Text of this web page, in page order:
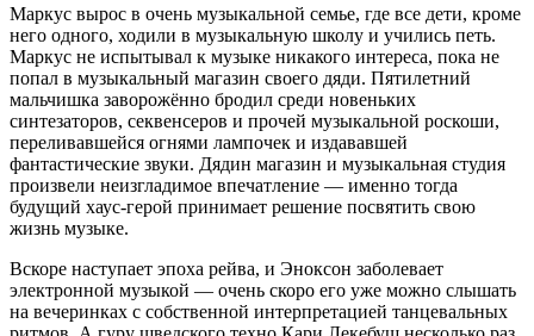
Маркус вырос в очень музыкальной семье, где все дети, кроме
него одного, ходили в музыкальную школу и учились петь.
Маркус не испытывал к музыке никакого интереса, пока не
попал в музыкальный магазин своего дяди. Пятилетний
мальчишка заворожённо бродил среди новеньких
синтезаторов, секвенсеров и прочей музыкальной роскоши,
переливавшейся огнями лампочек и издававшей
фантастические звуки. Дядин магазин и музыкальная студия
произвели неизгладимое впечатление — именно тогда
будущий хаус-герой принимает решение посвятить свою
жизнь музыке.
Вскоре наступает эпоха рейва, и Эноксон заболевает
электронной музыкой — очень скоро его уже можно слышать
на вечеринках с собственной интерпретацией танцевальных